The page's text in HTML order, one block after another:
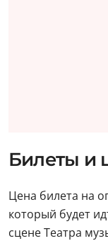
Билеты и
Цена билета на
который будет
сцене Театра